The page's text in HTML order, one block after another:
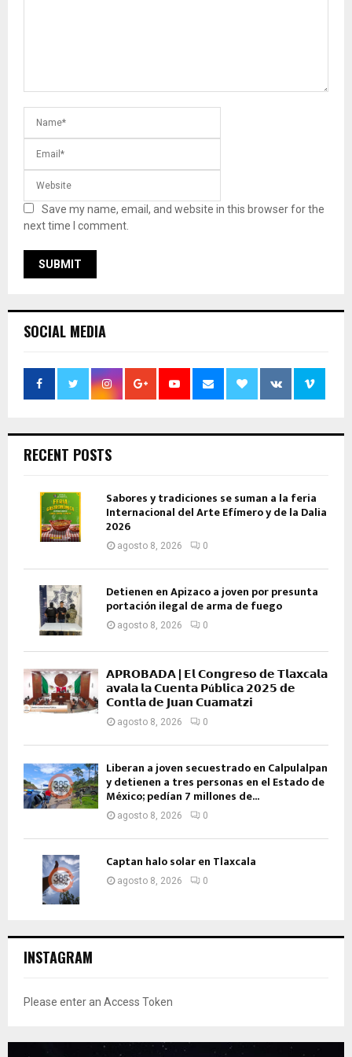
Save my name, email, and website in this browser for the
next time I comment.
SOCIAL MEDIA
RECENT POSTS
Sabores y tradiciones se suman a la feria
Internacional del Arte Efímero y de la Dalia
2026
agosto 8, 2026 0
Detienen en Apizaco a joven por presunta
portación ilegal de arma de fuego
agosto 8, 2026 0
𝗔𝗣𝗥𝗢𝗕𝗔𝗗𝗔 | 𝗘𝗹 𝗖𝗼𝗻𝗴𝗿𝗲𝘀𝗼 𝗱𝗲 𝗧𝗹𝗮𝘅𝗰𝗮𝗹𝗮
𝗮𝘃𝗮𝗹𝗮 𝗹𝗮 𝗖𝘂𝗲𝗻𝘁𝗮 𝗣ú𝗯𝗹𝗶𝗰𝗮 𝟮𝟬𝟮𝟱 𝗱𝗲
𝗖𝗼𝗻𝘁𝗹𝗮 𝗱𝗲 𝗝𝘂𝗮𝗻 𝗖𝘂𝗮𝗺𝗮𝘁𝘇𝗶
agosto 8, 2026 0
Liberan a joven secuestrado en Calpulalpan
y detienen a tres personas en el Estado de
México; pedían 7 millones de...
agosto 8, 2026 0
Captan halo solar en Tlaxcala
agosto 8, 2026 0
INSTAGRAM
Please enter an Access Token